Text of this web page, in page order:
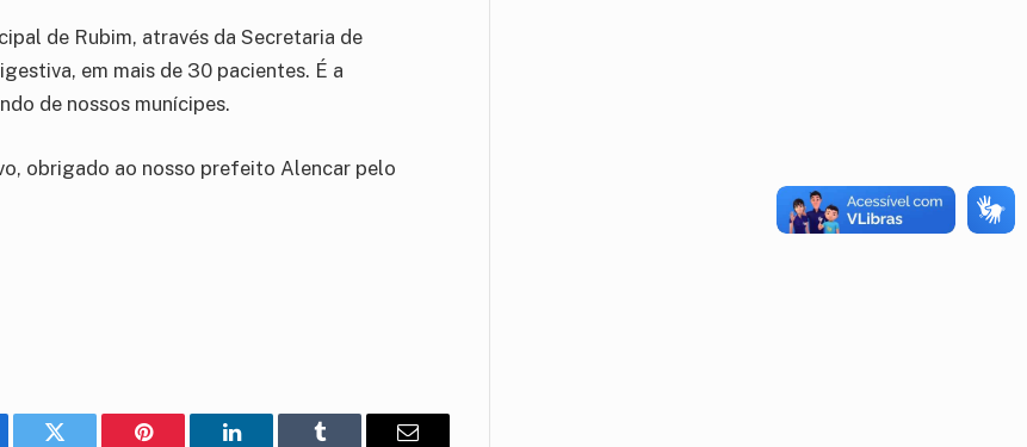
de Rubim, através da Secretaria de
em mais de 30 pacientes. É a
de nossos munícipes.
obrigado ao nosso prefeito Alencar pelo